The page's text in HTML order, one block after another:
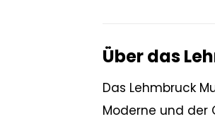
Über das
Das Lehmbruck
Moderne und der